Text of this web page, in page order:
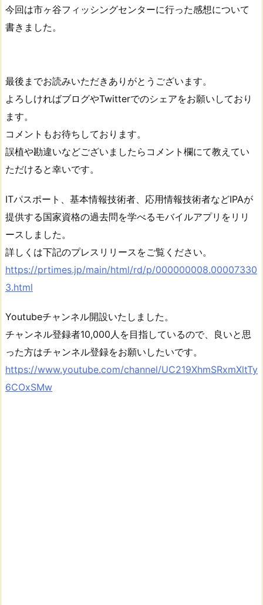
今回は市ヶ谷フィッシングセンターに行った感想について
書きました。
最後までお読みいただきありがとうございます。
よろしければブログやTwitterでのシェアをお願いしており
ます。
コメントもお待ちしております。
誤植や勘違いなどございましたらコメント欄にて教えてい
ただけると幸いです。
ITパスポート、基本情報技術者、応用情報技術者などIPAが
提供する国家資格の過去問を学べるモバイルアプリをリリ
ースしました。
詳しくは下記のプレスリリースをご覧ください。
https://prtimes.jp/main/html/rd/p/000000008.00007330
3.html
Youtubeチャンネル開設いたしました。
チャンネル登録者10,000人を目指しているので、良いと思
った方はチャンネル登録をお願いしたいです。
https://www.youtube.com/channel/UC219XhmSRxmXltTy
6COxSMw